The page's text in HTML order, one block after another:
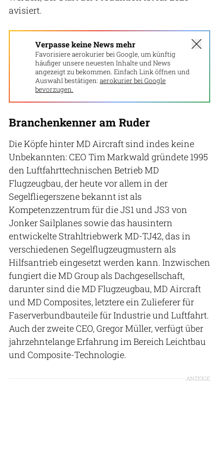
avisiert.
Verpasse keine News mehr
Favorisiere aerokurier bei Google, um künftig
häufiger unsere neuesten Inhalte und News
angezeigt zu bekommen. Einfach Link öffnen und
Auswahl bestätigen: aerokurier bei Google
bevorzugen.
Branchenkenner am Ruder
Die Köpfe hinter MD Aircraft sind indes keine
Unbekannten: CEO Tim Markwald gründete 1995
den Luftfahrttechnischen Betrieb MD
Flugzeugbau, der heute vor allem in der
Segelfliegerszene bekannt ist als
Kompetenzzentrum für die JS1 und JS3 von
Jonker Sailplanes sowie das hausintern
entwickelte Strahltriebwerk MD-TJ42, das in
verschiedenen Segelflugzeugmustern als
Hilfsantrieb eingesetzt werden kann. Inzwischen
fungiert die MD Group als Dachgesellschaft,
darunter sind die MD Flugzeugbau, MD Aircraft
und MD Composites, letztere ein Zulieferer für
Faserverbundbauteile für Industrie und Luftfahrt.
Auch der zweite CEO, Gregor Müller, verfügt über
jahrzehntelange Erfahrung im Bereich Leichtbau
und Composite-Technologie.
ANZEIGE